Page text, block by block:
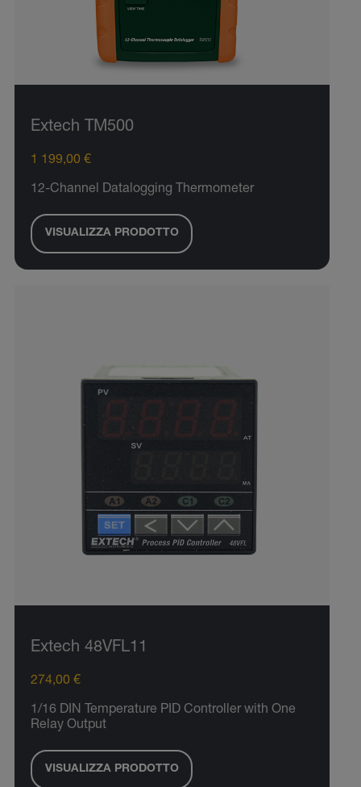
Extech TM500
1 199,00 €
12-Channel Datalogging Thermometer
VISUALIZZA PRODOTTO
Extech 48VFL11
274,00 €
1/16 DIN Temperature PID Controller with One
Relay Output
VISUALIZZA PRODOTTO